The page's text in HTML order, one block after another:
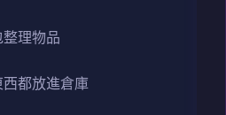
理物品
都放進倉庫